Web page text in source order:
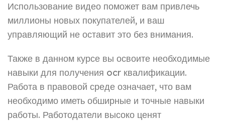
Использование видео поможет вам привлечь
миллионы новых покупателей, и ваш
управляющий не оставит это без внимания.
Также в данном курсе вы освоите необходимые
навыки для получения ocr квалификации.
Работа в правовой среде означает, что вам
необходимо иметь обширные и точные навыки
работы. Работодатели высоко ценят